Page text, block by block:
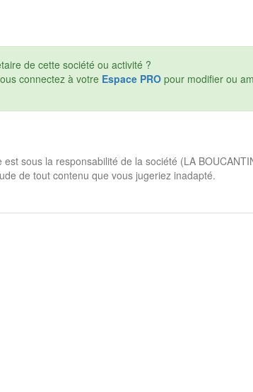
de cette société ou activité ?
connectez à votre Espace PRO pour modifier ou
sous la responsabilité de la société (LA
de tout contenu que vous jugeriez inadapté.